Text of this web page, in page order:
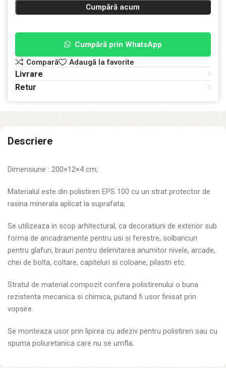
Cumpără acum
Cumpără prin WhatsApp
Compară
Adaugă la favorite
Livrare
Retur
Descriere
Dimensiune : 200×12×4 cm;
Materialul este din polistiren EPS 100 cu un strat protector de
rasina minerala aplicat la suprafata;
Se utilizeaza in scop arhitectural, ca decoratiuni de exterior sub
forma de ancadramente pentru usi si ferestre, solbancuri
pentru glafuri, brauri pentru delimitarea anumitor nivele, arcade,
chei de bolta, coltare, capiteluri si coloane, pilastri etc.
Stratul de material compozit confera polistirenului o buna
rezistenta mecanica si chimica, putand fi usor finisat prin
vopsire.
Se monteaza usor prin lipirea cu adeziv pentru polistiren sau cu
spuma poliuretanica care nu se umfla;